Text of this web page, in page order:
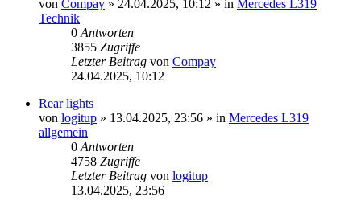
von Compay » 24.04.2025, 10:12 » in Mercedes L319
Technik
0 Antworten
3855 Zugriffe
Letzter Beitrag von Compay
24.04.2025, 10:12
Rear lights
von logitup » 13.04.2025, 23:56 » in Mercedes L319
allgemein
0 Antworten
4758 Zugriffe
Letzter Beitrag von logitup
13.04.2025, 23:56